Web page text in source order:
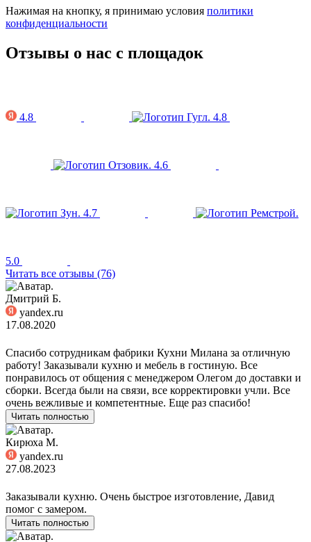
Нажимая на кнопку, я принимаю условия политики
конфиденциальности
Отзывы о нас с площадок
4.8 4.8
4.6
4.7
5.0
Читать все отзывы (76)
Дмитрий Б.
yandex.ru
17.08.2020
Спасибо сотрудникам фабрики Кухни Милана за отличную
работу! Заказывали кухню и мебель в гостиную. Все
понравилось от общения с менеджером Олегом до доставки и
сборки. Всегда были на связи, все корректировки учли. Все
очень вежливые и компетентные. Еще раз спасибо!
Читать полностью
Кирюха М.
yandex.ru
27.08.2023
Заказывали кухню. Очень быстрое изготовление, Давид
помог с замером.
Читать полностью